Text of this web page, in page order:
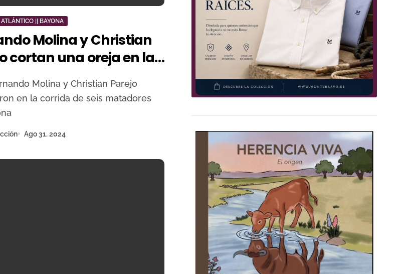
ATLÁNTICO || BAYONA
Molina y Christian
cortan una oreja en la
de la Feria del
en la corrida de seis matadores
Ago 31, 2024